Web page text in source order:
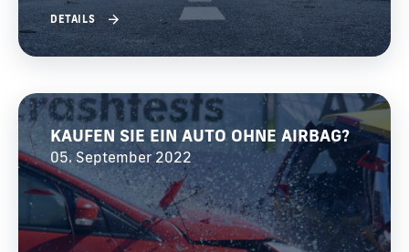
DETAILS
KAUFEN SIE EIN AUTO OHNE AIRBAG?
05. September 2022